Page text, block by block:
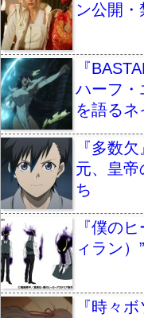
ン公開・
『
ハーフ・
を語るネ
『多数
元、皇帝
ち
『僕の
ィラン）
『時々